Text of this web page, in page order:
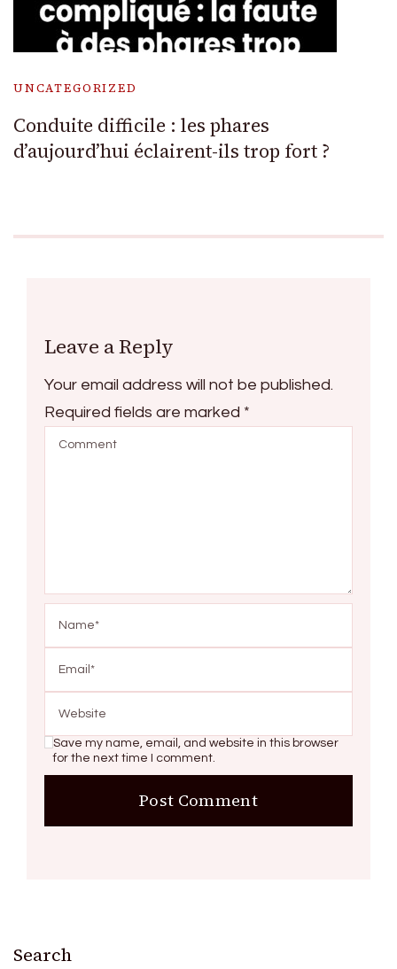
UNCATEGORIZED
Conduite difficile : les phares
d’aujourd’hui éclairent-ils trop fort ?
Leave a Reply
Your email address will not be published.
Required fields are marked *
Save my name, email, and website in this browser
for the next time I comment.
Search